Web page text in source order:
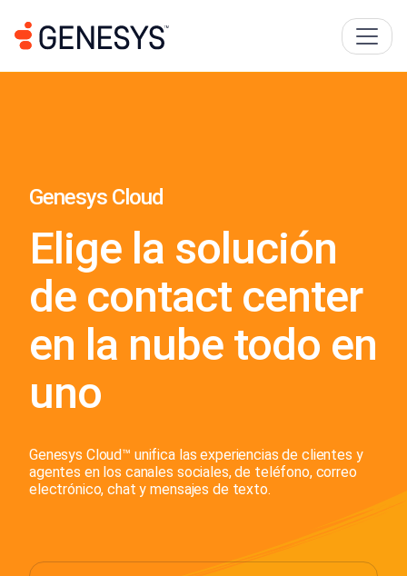
Genesys Cloud
Elige la solución
de contact center
en la nube todo en
uno
Genesys Cloud™️ unifica las experiencias de clientes y
agentes en los canales sociales, de teléfono, correo
electrónico, chat y mensajes de texto.